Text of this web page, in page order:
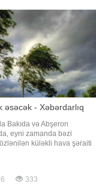
əksini tapıb. Qanuna
tama
əsəcək - Xəbərdarlıq
Bakıda və Abşeron
eyni zamanda bəzi
küləkli hava şəraiti
sarı xəbərdarlığa uyğun
333